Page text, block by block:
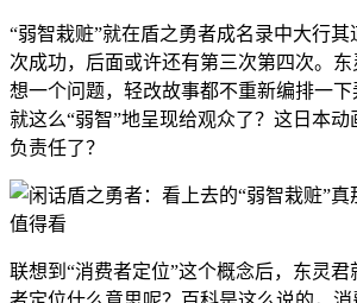
“弱智栽赃”就在盾之勇者成名录中大行
次成功，后面或许还有第三次第四次。
想一个问题，轻改故事都不重新编排一下
就这么“弱智”地呈现给观众了？这日本
负责任了？
联想到“消费者定位”这个概念后，东灵